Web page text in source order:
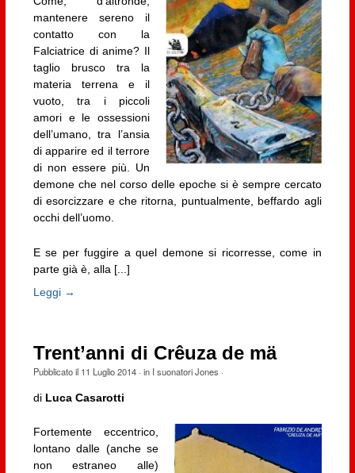
mantenere sereno il
contatto con la
Falciatrice di anime? Il
taglio brusco tra la
materia terrena e il
vuoto, tra i piccoli
amori e le ossessioni
dell’umano, tra l’ansia
di apparire ed il terrore
di non essere più. Un
demone che nel corso delle epoche si è sempre cercato
di esorcizzare e che ritorna, puntualmente, beffardo agli
occhi dell’uomo.
E se per fuggire a quel demone si ricorresse, come in
parte già è, alla [...]
Leggi →
Trent’anni di Crêuza de mä
Pubblicato il 11 Luglio 2014· in I suonatori Jones ·
di Luca Casarotti
Fortemente eccentrico,
lontano dalle (anche se
non estraneo alle)